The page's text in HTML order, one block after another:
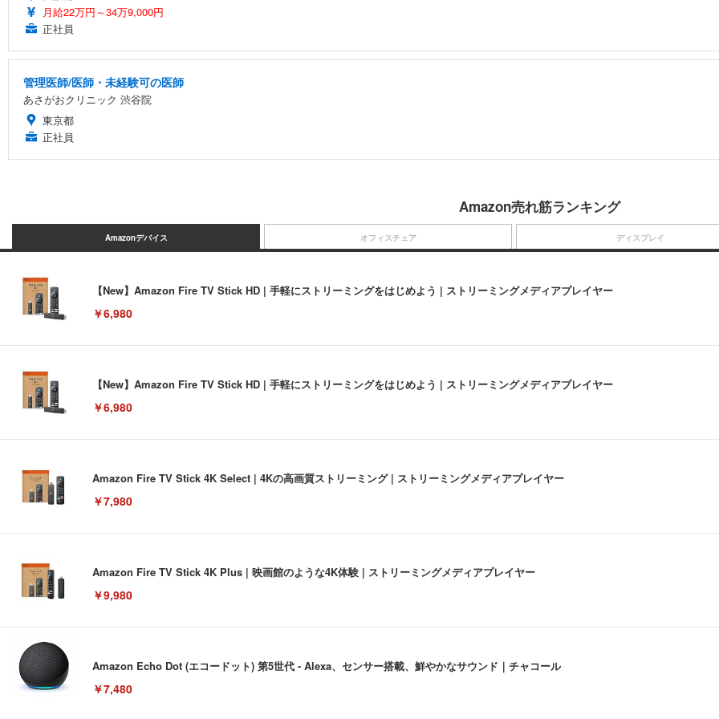
月給22万円～34万9,000円
正社員
管理医師/医師・未経験可の医師
あさがおクリニック 渋谷院
東京都
正社員
Amazon売れ筋ランキング
Amazonデバイス
【New】Amazon Fire TV Stick HD | 手軽にストリーミングをはじめよう | ストリーミングメディアプレイヤー
￥6,980
【New】Amazon Fire TV Stick HD | 手軽にストリーミングをはじめよう | ストリーミングメディアプレイヤー
￥6,980
Amazon Fire TV Stick 4K Select | 4Kの高画質ストリーミング | ストリーミングメディアプレイヤー
￥7,980
Amazon Fire TV Stick 4K Plus | 映画館のような4K体験 | ストリーミングメディアプレイヤー
￥9,980
Amazon Echo Dot (エコードット) 第5世代 - Alexa、センサー搭載、鮮やかなサウンド｜チャコール
￥7,480
オフィスチェア ディスプレイ